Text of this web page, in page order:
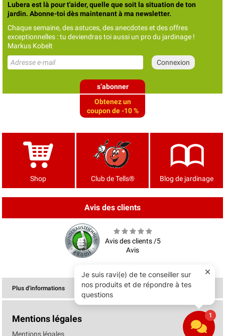
Lubera est là pour t'aider, quelle que soit la situation de ton
jardin. Abonne-toi dès maintenant à ma newsletter.
Chaque semaine, des astuces, des anecdotes et des offres
exceptionnelles : tu deviendras toi aussi un pro du jardinage !
Markus Kobelt
s’abonner
Obtenez un
coupon de -10 %
Shop Club de Tells® Blog de jardinage
Avis des clients
Avis des clients /5
Avis
Plus d'informations
Mentions légales
Mentions légales